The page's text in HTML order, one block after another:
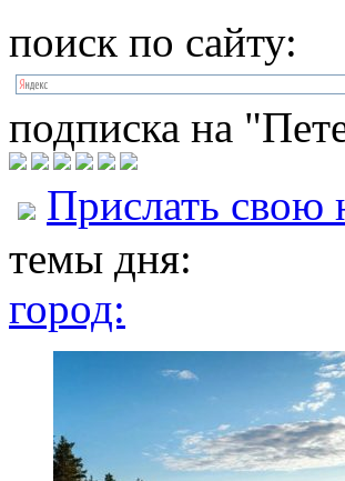
поиск по сайту:
подписка на
Прислать свою
темы дня:
город: